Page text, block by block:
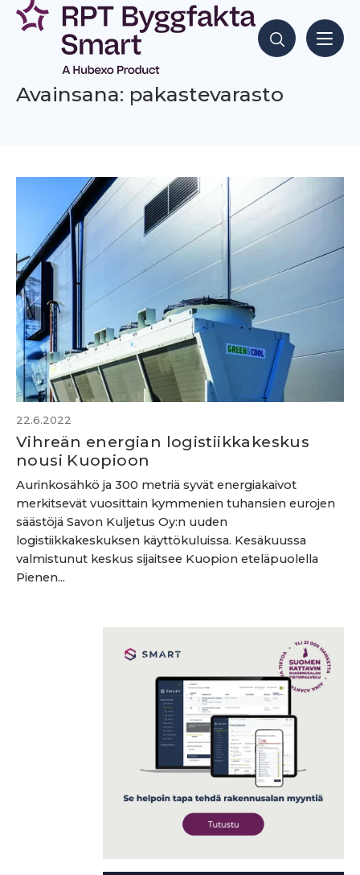
Siirry
sisältöön
Hae sisältöjä
Avainsana: pakastevarasto
22.6.2022
Vihreän energian logistiikkakeskus
nousi Kuopioon
Aurinkosähkö ja 300 metriä syvät energiakaivot
merkitsevät vuosittain kymmenien tuhansien eurojen
säästöjä Savon Kuljetus Oy:n uuden
logistiikkakeskuksen käyttökuluissa. Kesäkuussa
valmistunut keskus sijaitsee Kuopion eteläpuolella
Pienen...